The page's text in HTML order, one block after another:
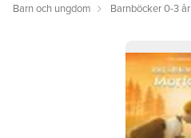
Barn och ungdom Barnböcker 0-3 år